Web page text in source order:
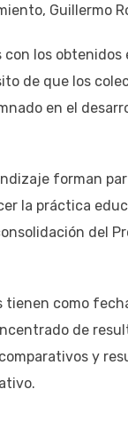
Guillermo
los obtenidos
de que los
en el
forman
la práctica
del
tienen como
de
y